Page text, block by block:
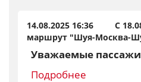
14.08.2025 16:36 С
маршрут "Шуя-Москва-
Уважаемые
Подробнее